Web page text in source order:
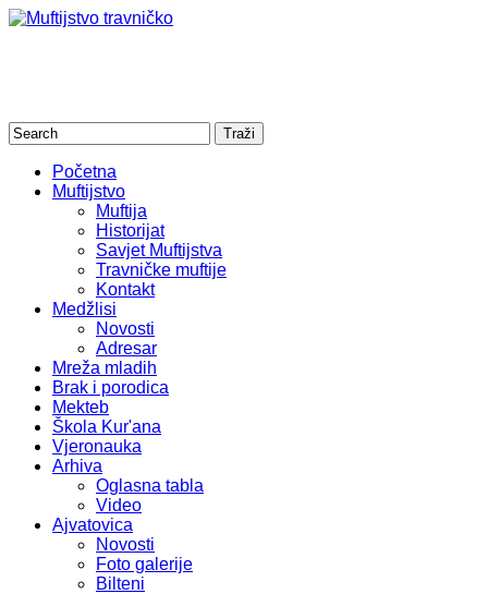
Početna
Muftijstvo
Muftija
Historijat
Savjet Muftijstva
Travničke muftije
Kontakt
Medžlisi
Novosti
Adresar
Mreža mladih
Brak i porodica
Mekteb
Škola Kur'ana
Vjeronauka
Arhiva
Oglasna tabla
Video
Ajvatovica
Novosti
Foto galerije
Bilteni